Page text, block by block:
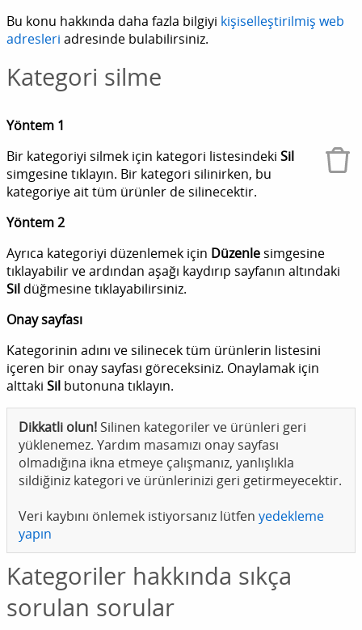
Bu konu hakkında daha fazla bilgiyi kişiselleştirilmiş web
adresleri adresinde bulabilirsiniz.
Kategori silme
Yöntem 1
Bir kategoriyi silmek için kategori listesindeki Sil
simgesine tıklayın. Bir kategori silinirken, bu
kategoriye ait tüm ürünler de silinecektir.
Yöntem 2
Ayrıca kategoriyi düzenlemek için Düzenlesimgesine
tıklayabilir ve ardından aşağı kaydırıp sayfanın altındaki
Sil düğmesine tıklayabilirsiniz.
Onay sayfası
Kategorinin adını ve silinecek tüm ürünlerin listesini
içeren bir onay sayfası göreceksiniz. Onaylamak için
alttaki Sil butonuna tıklayın.
Dikkatli olun! Silinen kategoriler ve ürünleri geri
yüklenemez. Yardım masamızı onay sayfası
olmadığına ikna etmeye çalışmanız, yanlışlıkla
sildiğiniz kategori ve ürünlerinizi geri getirmeyecektir.
Veri kaybını önlemek istiyorsanız lütfen yedekleme
yapın
Kategoriler hakkında sıkça
sorulan sorular